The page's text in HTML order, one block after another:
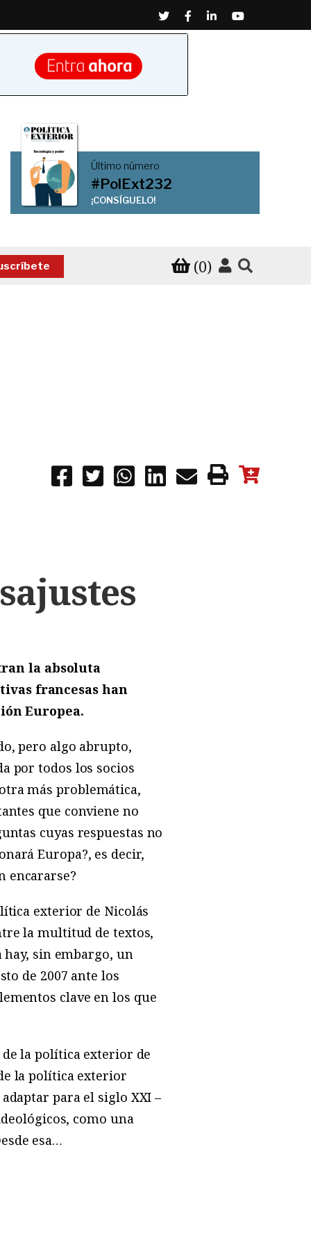
TwitterFacebook
LinkedinYoutube
Último número
#PolExt232
¡CONSÍGUELO!
(0)
la absoluta
francesas han
Europea.
pero algo abrupto,
por todos los socios
más problemática,
que conviene no
cuyas respuestas no
Europa?, es decir,
encararse?
exterior de Nicolás
la multitud de textos,
hay, sin embargo, un
de 2007 ante los
clave en los que
la política exterior de
la política exterior
para el siglo XXI –
como una
esa…